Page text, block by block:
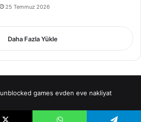
25 Temmuz 2026
Daha Fazla Yükle
unblocked games evden eve nakliyat